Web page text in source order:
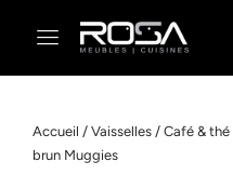
Accueil / Vaisselles / Café & thé
brun Muggies